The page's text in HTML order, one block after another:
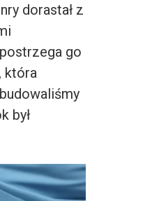
dorastał z
go
która
był